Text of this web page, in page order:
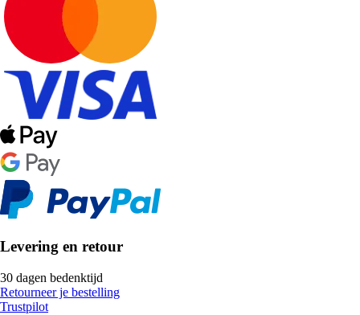
Levering en retour
30 dagen bedenktijd
Retourneer je bestelling
Trustpilot